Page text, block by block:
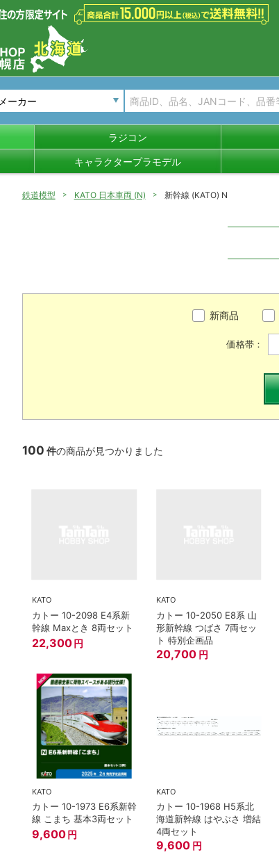
メーカー
ラジコン
キャラクタープラモデル
鉄道模型 KATO 日本車両 (N) 新幹線 (KATO) N
新商品
価格帯：
100 件の商品が見つかりました
KATO
カトー 10-2098 E4系新
幹線 Maxとき 8両セット
22,300 円
KATO
カトー 10-2050 E8系 山
形新幹線 つばさ 7両セッ
ト 特別企画品
20,700 円
KATO
カトー 10-1973 E6系新幹
線 こまち 基本3両セット
9,600 円
KATO
カトー 10-1968 H5系北
海道新幹線 はやぶさ 増結
4両セット
9,600 円